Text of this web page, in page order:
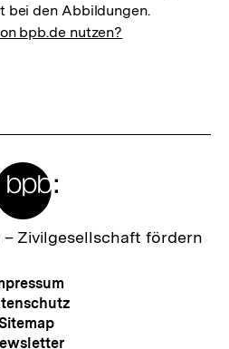
bei den Abbildungen.
bpb.de nutzen?
– Zivilgesellschaft fördern
Meta-
Navigation